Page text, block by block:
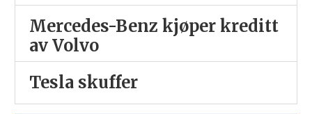
Mercedes-Benz kjøper kreditt
av Volvo
Tesla skuffer